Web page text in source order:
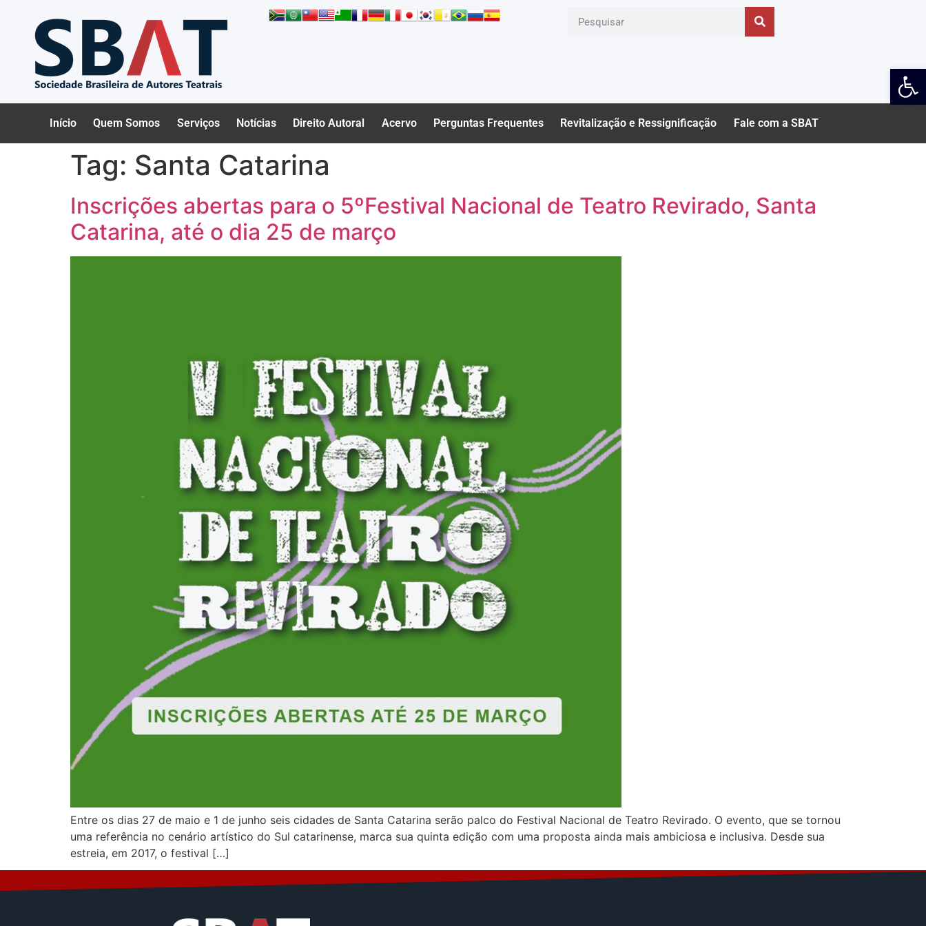
Início Quem Somos Serviços Notícias Direito Autoral Acervo Perguntas Frequentes Revitalização e Ressignificação Fale com a SBAT
Tag: Santa Catarina
Inscrições abertas para o 5ºFestival Nacional de Teatro Revirado, Santa
Catarina, até o dia 25 de março
Entre os dias 27 de maio e 1 de junho seis cidades de Santa Catarina serão palco do Festival Nacional de Teatro Revirado. O evento, que se tornou
uma referência no cenário artístico do Sul catarinense, marca sua quinta edição com uma proposta ainda mais ambiciosa e inclusiva. Desde sua
estreia, em 2017, o festival […]